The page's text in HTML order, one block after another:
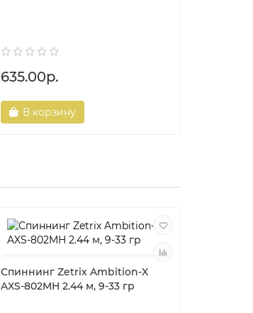
635.00р.
В корзину
Спиннинг Zetrix Ambition-X
AXS-802MH 2.44 м, 9-33 гр